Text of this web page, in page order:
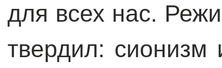
для всех нас.
твердил: